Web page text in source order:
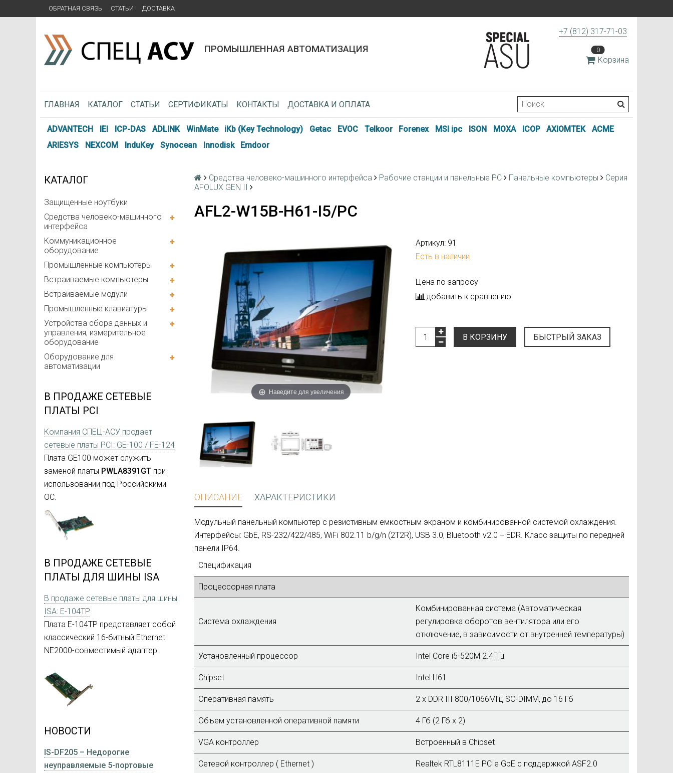
ОБРАТНАЯ СВЯЗЬ СТАТЬИ ДОСТАВКА
ПРОМЫШЛЕННАЯ АВТОМАТИЗАЦИЯ
+7 (812) 317-71-03
0
Корзина
ГЛАВНАЯ КАТАЛОГ СТАТЬИ СЕРТИФИКАТЫ КОНТАКТЫ ДОСТАВКА И ОПЛАТА
ADVANTECH IEI ICP-DAS ADLINK WinMate iKb (Key Technology) Getac EVOC Telkoor Forenex MSI ipc ISON MOXA ICOP AXIOMTEK
ACME
ARIESYS
NEXCOM InduKey Synocean Innodisk Emdoor
КАТАЛОГ
Защищенные ноутбуки
Средства человеко-машинного
интерфейса
Коммуникационное
оборудование
Промышленные компьютеры
Встраиваемые компьютеры
Встраиваемые модули
Промышленные клавиатуры
Устройства сбора данных и
управления, измерительное
оборудование
Оборудование для
автоматизации
В ПРОДАЖЕ СЕТЕВЫЕ
ПЛАТЫ PCI
Компания СПЕЦ-АСУ продает
сетевые платы PCI: GE-100 / FE-124
Плата GE100 может служить
заменой платы PWLA8391GT при
использовании под Российскими
ОС.
В ПРОДАЖЕ СЕТЕВЫЕ
ПЛАТЫ ДЛЯ ШИНЫ ISA
В продаже сетевые платы для шины
ISA: E-104TP
Плата E-104TP представляет собой
классический 16-битный Ethernet
NE2000-совместимый адаптер.
НОВОСТИ
IS-DF205 – Недорогие
неуправляемые 5-портовые
Средства человеко-машинного интерфейса Рабочие станции и панельные РС Панельные компьютеры
Серия
AFOLUX GEN II
AFL2-W15B-H61-I5/PC
Наведите для увеличения
Артикул: 91
Есть в наличии
Цена по запросу
добавить к сравнению
В КОРЗИНУ БЫСТРЫЙ ЗАКАЗ
ОПИСАНИЕ ХАРАКТЕРИСТИКИ
Модульный панельный компьютер с резистивным емкостным экраном и комбинированной системой охлаждения.
Интерфейсы: GbE, RS-232/422/485, WiFi 802.11 b/g/n (2T2R), USB 3.0, Bluetooth v2.0 + EDR. Класс защиты по передней
панели IP64.
Спецификация
Процессорная плата
Система охлаждения
Комбинированная система (Автоматическая
регулировка оборотов вентилятора или его
отключение, в зависимости от внутренней температуры)
Установленный процессор Intel Core i5-520M 2.4ГГц
Chipset Intel H61
Оперативная память 2 х DDR III 800/1066МГц SO-DIMM, до 16 Гб
Объем установленной оперативной памяти 4 Гб (2 Гб х 2)
VGA контроллер Встроенный в Chipset
Сетевой контроллер ( Ethernet ) Realtek RTL8111E PCIe GbE с поддержкой ASF2.0